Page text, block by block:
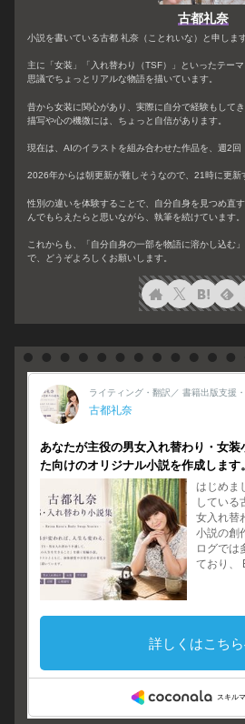
古都礼奈
小説を書いている古都 礼奈（ことれいな）と申します
主に「女装」「入れ替わり（TSF）」といったテー
思議でちょっとリアルな物語を描いています。
昔から女装に関心があり、実際に自分で経験もして
描写や心の機微には、ちょっと自信があります。
現在は、AIのイラストを組み合わせた作品を、週2回
2026年からは朝更新が難しそうなので、21時に更新
性別の違いを体験することで、自分自身を見つめ直
んでもらえたらと思いながら、執筆を続けています。
これからも、「自分自身の一部を物語に溶かし込む
で、どうぞよろしくお願いします。